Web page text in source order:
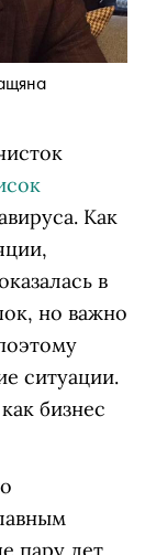
Как
в
но важно
ситуации.
бизнес